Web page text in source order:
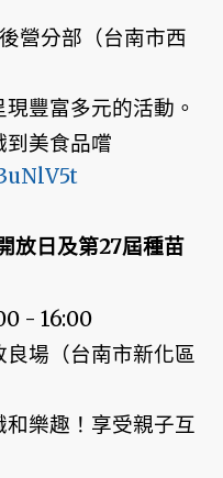
營分部（台南市西
豐富多元的活動。
到美食品嚐
放日及第27屆種苗
- 16:00
場（台南市新化區
樂趣！享受親子互